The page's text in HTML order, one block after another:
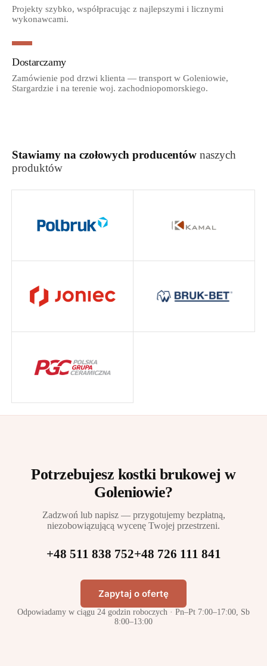
Projekty szybko, współpracując z najlepszymi i licznymi
wykonawcami.
Dostarczamy
Zamówienie pod drzwi klienta — transport w Goleniowie,
Stargardzie i na terenie woj. zachodniopomorskiego.
Stawiamy na czołowych producentów naszych
produktów
Potrzebujesz kostki brukowej w
Goleniowie?
Zadzwoń lub napisz — przygotujemy bezpłatną,
niezobowiązującą wycenę Twojej przestrzeni.
+48 511 838 752+48 726 111 841
Zapytaj o ofertę
Odpowiadamy w ciągu 24 godzin roboczych · Pn–Pt 7:00–17:00, Sb
8:00–13:00